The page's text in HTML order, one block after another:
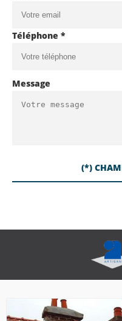
Téléphone *
Message
(*)